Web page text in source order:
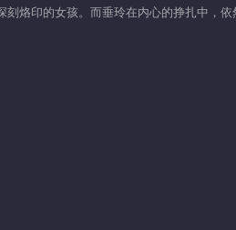
烙印的女孩。而垂玲在内心的挣扎中，